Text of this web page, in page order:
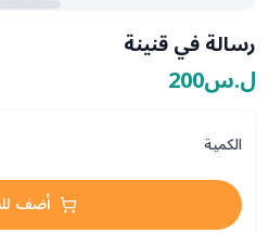
رسالة في قنينة
ل.س200
الكمية
أضف